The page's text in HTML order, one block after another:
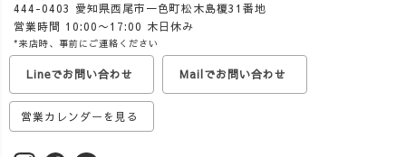
444-0403 愛知県西尾市一色町松木島榎31番地
営業時間 10:00〜17:00 木日休み
*来店時、事前にご連絡ください
Lineでお問い合わせ Mailでお問い合わせ
営業カレンダーを見る